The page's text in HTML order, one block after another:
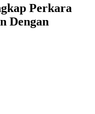
Perkara
Dengan